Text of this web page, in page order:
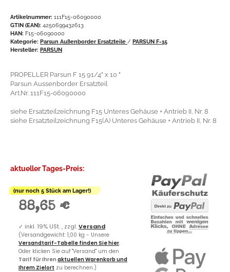
Artikelnummer: 111F15-06090000
GTIN (EAN): 4250699432613
HAN: F15-06090000
Kategorie: Parsun Außenborder Ersatzteile / PARSUN F-15
Hersteller: PARSUN
PROPELLER Parsun F 15 91/4" x 10 "
Parsun Aussenborder Ersatzteil
Art.Nr. 111F15-06090000
siehe Ersatzteilzeichnung F15 Unteres Gehäuse + Antrieb II, Nr. 8
siehe Ersatzteilzeichnung F15(A) Unteres Gehäuse + Antrieb II, Nr. 8
aktueller Tages-Preis:
(nur noch 5 Stück am Lager!)
88,65 €
✓ inkl. 19% USt. , zzgl.Versand
(Versandgewicht: 1,00 kg - Unsere
Versandtarif-Tabelle finden Sie hier.
Oder klicken Sie auf "Versand" um den
Tarif für Ihren aktuellen Warenkorb und
Ihrem Zielort zu berechnen.)